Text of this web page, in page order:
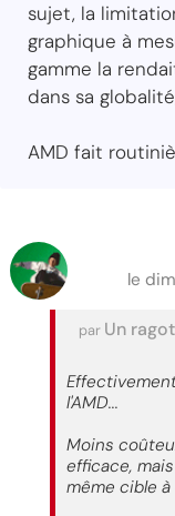
sujet, la
graphique à
gamme la
dans sa
AMD fait
le
par Un
l'AMD...
Moins
efficace,
même cible